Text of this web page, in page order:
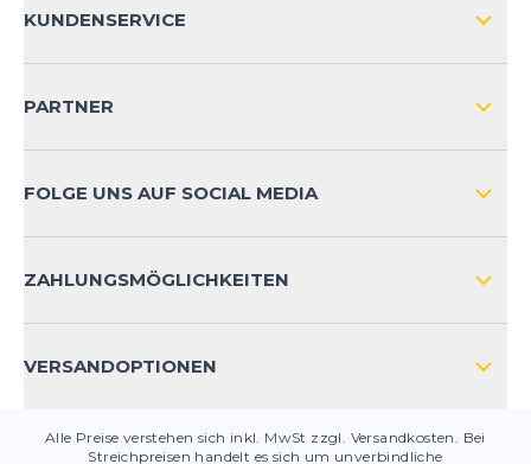
KUNDENSERVICE
KONTAKT
PRODUKTSICHERHEIT
PARTNER
FOLGE UNS AUF SOCIAL MEDIA
ZAHLUNGSMÖGLICHKEITEN
VERSANDOPTIONEN
Alle Preise verstehen sich inkl. MwSt zzgl. Versandkosten. Bei
Streichpreisen handelt es sich um unverbindliche